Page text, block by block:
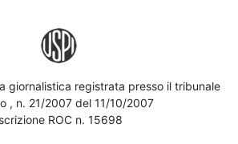
giornalistica registrata presso il tribunale
, n. 21/2007 del 11/10/2007
ROC n. 15698